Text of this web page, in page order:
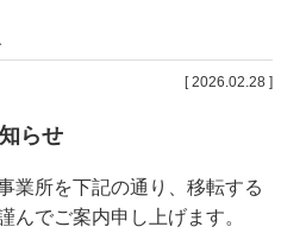
[ 2026.02.28 ]
らせ
業所を下記の通り、移転する
んでご案内申し上げます。